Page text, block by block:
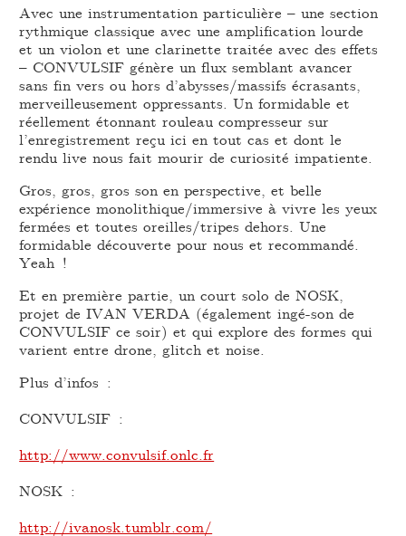
Avec une instrumentation particulière – une section
rythmique classique avec une amplification lourde
et un violon et une clarinette traitée avec des effets
– CONVULSIF génère un flux semblant avancer
sans fin vers ou hors d’abysses/massifs écrasants,
merveilleusement oppressants. Un formidable et
réellement étonnant rouleau compresseur sur
l’enregistrement reçu ici en tout cas et dont le
rendu live nous fait mourir de curiosité impatiente.
Gros, gros, gros son en perspective, et belle
expérience monolithique/immersive à vivre les yeux
fermées et toutes oreilles/tripes dehors. Une
formidable découverte pour nous et recommandé.
Yeah !
Et en première partie, un court solo de NOSK,
projet de IVAN VERDA (également ingé-son de
CONVULSIF ce soir) et qui explore des formes qui
varient entre drone, glitch et noise.
Plus d’infos :
CONVULSIF :
http://www.convulsif.onlc.fr
NOSK :
http://ivanosk.tumblr.com/